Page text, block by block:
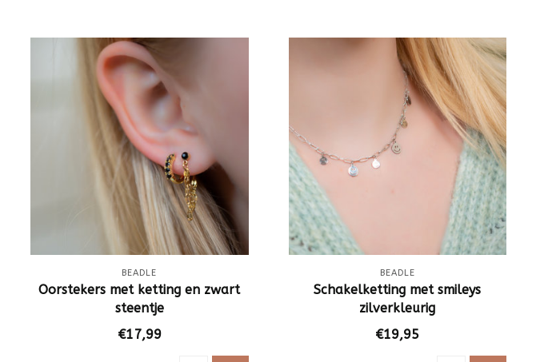
BEADLE
Oorstekers met ketting en zwart
steentje
€17,99
BEADLE
Schakelketting met smileys
zilverkleurig
€19,95